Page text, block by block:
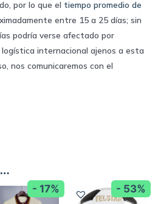
por lo que el tiempo promedio de
entre 15 a 25 días; sin
podría verse afectado por
internacional ajenos a esta
nos comunicaremos con el
- 17% - 53%